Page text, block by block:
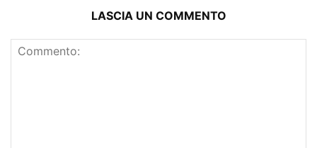
LASCIA UN COMMENTO